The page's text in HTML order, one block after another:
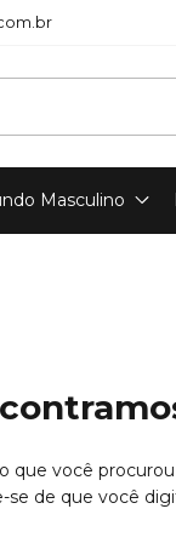
Masculino
que você
se de que você